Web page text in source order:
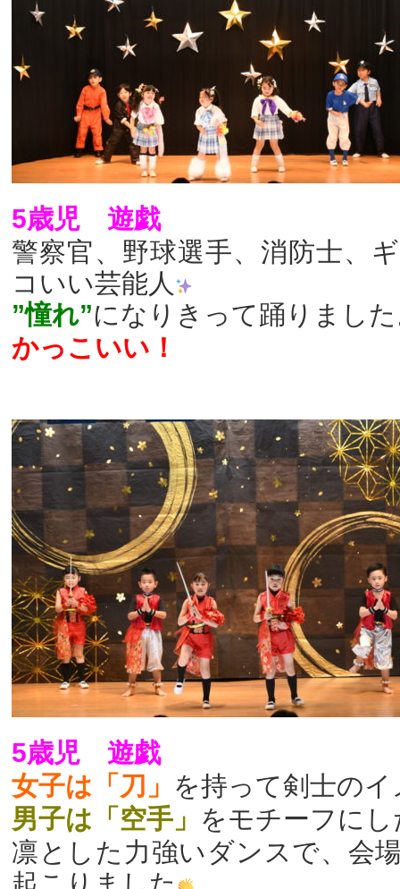
5歳児 遊戯
警察官、野球選手、消防士、
コいい芸能人
”憧れ”になりきって踊りまし
かっこいい！
5歳児 遊戯
女子は「刀」 を持って剣士のイ
男子は「空手」 をモチーフに
凛とした力強いダンスで、会